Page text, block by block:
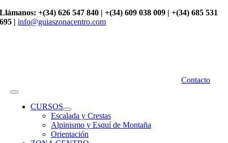
Saltar
al
Llámanos: +(34) 626 547 840 | +(34) 609 038 009 | +(34) 685 531
695 | info@guiaszonacentro.com
Contacto
Toggle
NavigationCURSOS
Escalada y Crestas
Alpinismo y Esquí de Montaña
Orientación